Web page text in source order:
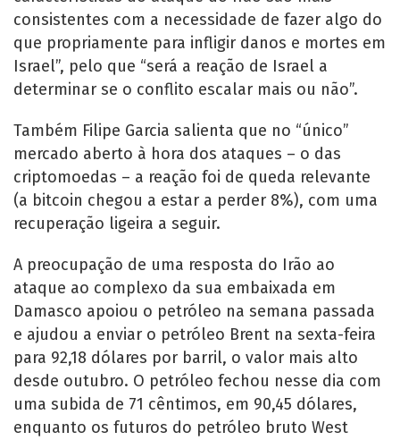
consistentes com a necessidade de fazer algo do
que propriamente para infligir danos e mortes em
Israel”, pelo que “será a reação de Israel a
determinar se o conflito escalar mais ou não”.
Também Filipe Garcia salienta que no “único”
mercado aberto à hora dos ataques – o das
criptomoedas – a reação foi de queda relevante
(a bitcoin chegou a estar a perder 8%), com uma
recuperação ligeira a seguir.
A preocupação de uma resposta do Irão ao
ataque ao complexo da sua embaixada em
Damasco apoiou o petróleo na semana passada
e ajudou a enviar o petróleo Brent na sexta-feira
para 92,18 dólares por barril, o valor mais alto
desde outubro. O petróleo fechou nesse dia com
uma subida de 71 cêntimos, em 90,45 dólares,
enquanto os futuros do petróleo bruto West